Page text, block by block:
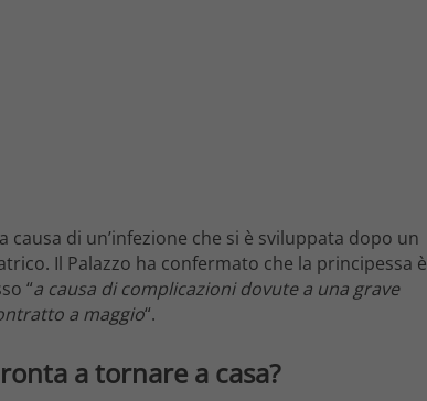
a causa di un’infezione che si è sviluppata dopo un
Il Palazzo ha confermato che la principessa è
“a causa di complicazioni dovute a una grave
a maggio“.
a tornare a casa?